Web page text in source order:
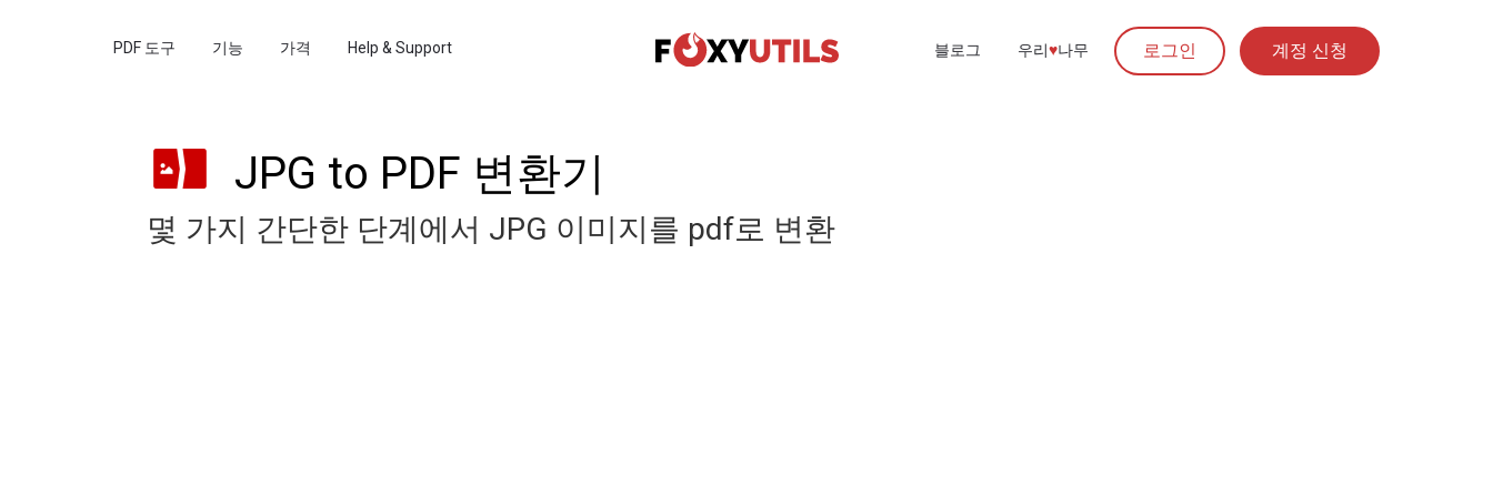
PDF 도구 기능 가격 Help & Support 블로그 우리♥︎나무 로그인 계정 신청
JPG to PDF 변환기
몇 가지 간단한 단계에서 JPG 이미지를 pdf로 변환